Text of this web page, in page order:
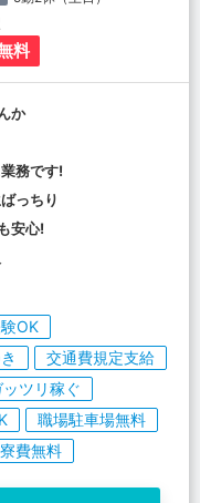
料
か
務です!
っちり
安心!
OK
交通費規定支給
ッツリ稼ぐ
職場駐車場無料
寮費無料